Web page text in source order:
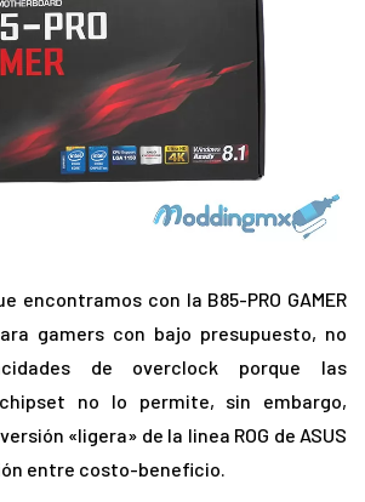
encontramos con la B85-PRO GAMER
gamers con bajo presupuesto, no
de overclock porque las
no lo permite, sin embargo,
«ligera» de la linea ROG de ASUS
entre costo-beneficio.